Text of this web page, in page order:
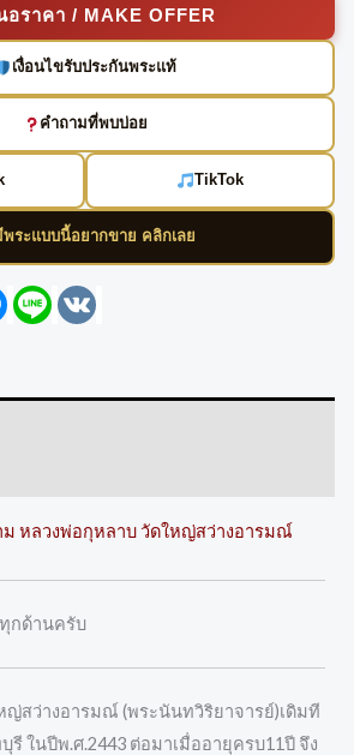
อราคา / MAKE OFFER
เงื่อนไขรับประกันพระแท้
คำถามที่พบบ่อย
TikTok
พระแบบนี้อยากขาย คลิกเลย
Messenger
Line
หลวงพ่อกุหลาบ วัดใหญ่สว่างอารมณ์
กด้านครับ
ญ่สว่างอารมณ์ (พระนันทวิริยาจารย์)เดิมที
รี ในปีพ.ศ.2443 ต่อมาเมื่ออายุครบ11ปี จึง